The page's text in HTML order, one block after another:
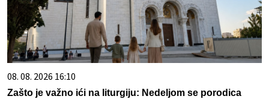
08. 08. 2026 16:10
Zašto je važno ići na liturgiju: Nedeljom se porodica